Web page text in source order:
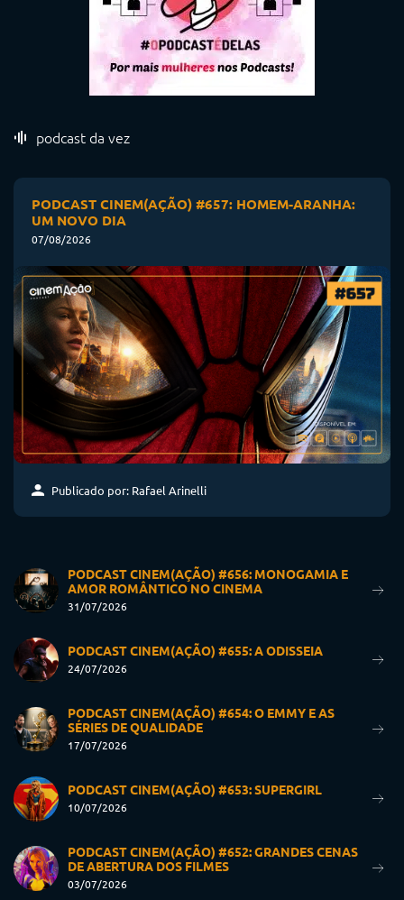
podcast da vez
PODCAST CINEM(AÇÃO) #657: HOMEM-ARANHA:
UM NOVO DIA
07/08/2026
Publicado por: Rafael Arinelli
PODCAST CINEM(AÇÃO) #656: MONOGAMIA E
AMOR ROMÂNTICO NO CINEMA
31/07/2026
PODCAST CINEM(AÇÃO) #655: A ODISSEIA
24/07/2026
PODCAST CINEM(AÇÃO) #654: O EMMY E AS
SÉRIES DE QUALIDADE
17/07/2026
PODCAST CINEM(AÇÃO) #653: SUPERGIRL
10/07/2026
PODCAST CINEM(AÇÃO) #652: GRANDES CENAS
DE ABERTURA DOS FILMES
03/07/2026